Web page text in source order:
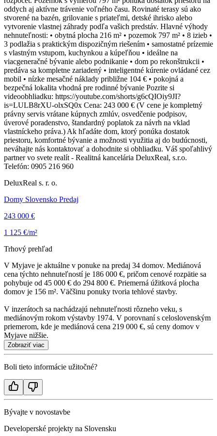
oddych aj aktívne trávenie voľného času. Rovinaté terasy sú ako
stvorené na bazén, grilovanie s priateľmi, detské ihrisko alebo
vytvorenie vlastnej záhrady podľa vašich predstáv. Hlavné výhody
nehnuteľnosti: • obytná plocha 216 m² • pozemok 797 m² • 8 izieb •
3 podlažia s praktickým dispozičným riešením • samostatné prízemie
s vlastným vstupom, kuchynkou a kúpeľňou • ideálne na
viacgeneračné bývanie alebo podnikanie • dom po rekonštrukcii •
predáva sa kompletne zariadený • inteligentné kúrenie ovládané cez
mobil • nízke mesačné náklady približne 104 € • pokojná a
bezpečná lokalita vhodná pre rodinné bývanie Pozrite si
videoobhliadku: https://youtube.com/shorts/g6cQIOiy9JI?
is=LULB8rXU-olxSQ0x Cena: 243 000 € (V cene je kompletný
právny servis vrátane kúpnych zmlúv, osvedčenie podpisov,
úverové poradenstvo, štandardný poplatok za návrh na vklad
vlastníckeho práva.) Ak hľadáte dom, ktorý ponúka dostatok
priestoru, komfortné bývanie a možnosti využitia aj do budúcnosti,
neváhajte nás kontaktovať a dohodnite si obhliadku. Váš spoľahlivý
partner vo svete realít - Realitná kancelária DeluxReal, s.r.o.
Telefón: 0905 216 960
DeluxReal s. r. o.
Domy Slovensko Predaj
243 000 €
1 125 €/m²
Trhový prehľad
V Myjave je aktuálne v ponuke na predaj 34 domov. Mediánová
cena týchto nehnuteľností je 186 000 €, pričom cenové rozpätie sa
pohybuje od 45 000 € do 294 800 €. Priemerná úžitková plocha
domov je 156 m². Väčšinu ponuky tvoria tehlové stavby.
V inzerátoch sa nachádzajú nehnuteľnosti rôzneho veku, s
mediánovým rokom výstavby 1974. V porovnaní s celoslovenským
priemerom, kde je mediánová cena 219 000 €, sú ceny domov v
Myjave nižšie.
Zobraziť viac
Boli tieto informácie užitočné?
Bývajte v novostavbe
Developerské projekty na Slovensku